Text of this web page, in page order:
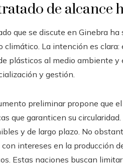
de alcance
que se discute en Ginebra
climático. La intención es
plásticos al medio ambiente y
y gestión.
preliminar propone que
que garanticen su
y de largo plazo. No
con intereses en la producción
Estas naciones buscan